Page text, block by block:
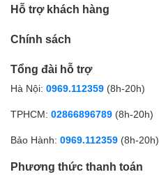
Hỗ trợ khách hàng
Chính sách
Tổng đài hỗ trợ
Hà Nội: 0969.112359 (8h-20h)
TPHCM: 02866896789 (8h-20h)
Bảo Hành: 0969.112359 (8h-20h)
Phương thức thanh toán